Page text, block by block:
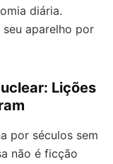
diária.
aparelho por
Lições
por séculos sem
não é ficção